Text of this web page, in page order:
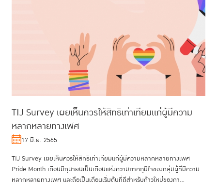
TIJ Survey เผยเห็นควรให้สิทธิเท่าเทียมแก่ผู้มีความ
หลากหลายทางเพศ
17 มิ.ย. 2565
TIJ Survey เผยเห็นควรให้สิทธิเท่าเทียมแก่ผู้มีความหลากหลายทางเพศ
Pride Month เดือนมิถุนายนเป็นเดือนแห่งความภาคภูมิใจของกลุ่มผู้ที่มีความ
หลากหลายทางเพศ และถือเป็นเดือนเริ่มต้นที่ดีสำหรับก้าวใหม่ของกา...